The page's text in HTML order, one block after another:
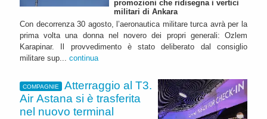
promozioni che ridisegna i vertici
militari di Ankara
Con decorrenza 30 agosto, l’aeronautica militare turca avrà per la
prima volta una donna nel novero dei propri generali: Ozlem
Karapinar. Il provvedimento è stato deliberato dal consiglio
militare sup... continua
COMPAGNIE
Atterraggio al T3.
Air Astana si è trasferita
nel nuovo terminal